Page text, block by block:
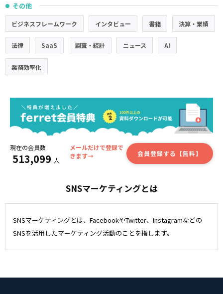
● その他
ビジネスフレームワーク インタビュー 書籍 決算・業績
法律 SaaS 調査・統計 ニュース AI
業務効率化
現在の会員数
513,099 人
メールだけで登録で
きます→
会員登録する【無料】
SNSマーケティングとは
SNSマーケティングとは、FacebookやTwitter、Instagramなどの
SNSを活用したマーケティング活動のことを指します。